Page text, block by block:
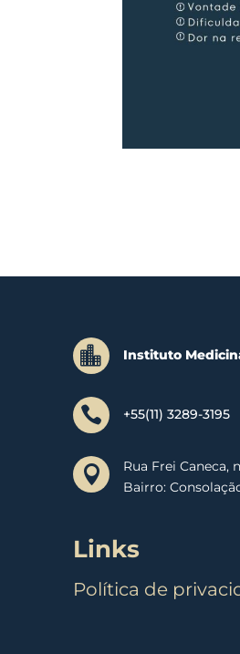
 Instituto
 +55(11) 3289-3195

Rua Frei Caneca,
Bairro:
Links
Política de